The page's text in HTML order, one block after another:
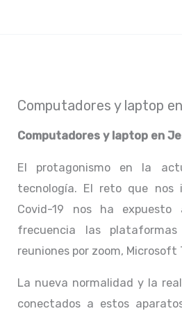
Computadores y laptop
Computadores y laptop en
El protagonismo en la
tecnología. El reto que nos
Covid-19 nos ha
frecuencia las plataformas
reuniones por zoom,
La nueva normalidad y la
conectados a estos